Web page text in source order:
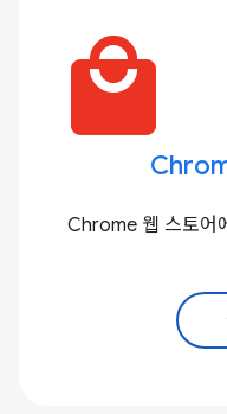
local_mall
Chrome 웹 스토어